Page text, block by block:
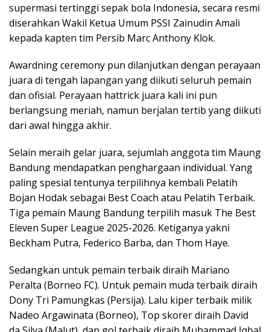
supermasi tertinggi sepak bola Indonesia, secara resmi
diserahkan Wakil Ketua Umum PSSI Zainudin Amali
kepada kapten tim Persib Marc Anthony Klok.
Awardning ceremony pun dilanjutkan dengan perayaan
juara di tengah lapangan yang diikuti seluruh pemain
dan ofisial. Perayaan hattrick juara kali ini pun
berlangsung meriah, namun berjalan tertib yang diikuti
dari awal hingga akhir.
Selain meraih gelar juara, sejumlah anggota tim Maung
Bandung mendapatkan penghargaan individual. Yang
paling spesial tentunya terpilihnya kembali Pelatih
Bojan Hodak sebagai Best Coach atau Pelatih Terbaik.
Tiga pemain Maung Bandung terpilih masuk The Best
Eleven Super League 2025-2026. Ketiganya yakni
Beckham Putra, Federico Barba, dan Thom Haye.
Sedangkan untuk pemain terbaik diraih Mariano
Peralta (Borneo FC). Untuk pemain muda terbaik diraih
Dony Tri Pamungkas (Persija). Lalu kiper terbaik milik
Nadeo Argawinata (Borneo), Top skorer diraih David